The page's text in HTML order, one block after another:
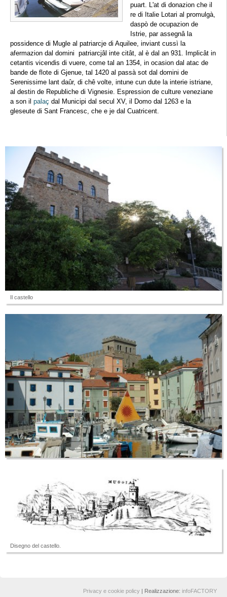
puart. L'at di donazion che il
re di Italie Lotari al promulgà,
daspò de ocupazion de
Istrie, par assegnâ la
possidence di Mugle al patriarcje di Aquilee, inviant cussì la
afermazion dal domini patriarcjâl inte citât, al è dal an 931. Implicât in
cetantis vicendis di vuere, come tal an 1354, in ocasion dal atac de
bande de flote di Gjenue, tal 1420 al passà sot dal domini de
Serenissime lant daûr, di chê volte, intune cun dute la interie istriane,
al destin de Republiche di Vignesie. Espression de culture veneziane
a son il palaç dal Municipi dal secul XV, il Domo dal 1263 e la
gleseute di Sant Francesc, che e je dal Cuatricent.
Il castello
Disegno del castello.
Privacy e cookie policy | Realizzazione: infoFACTORY